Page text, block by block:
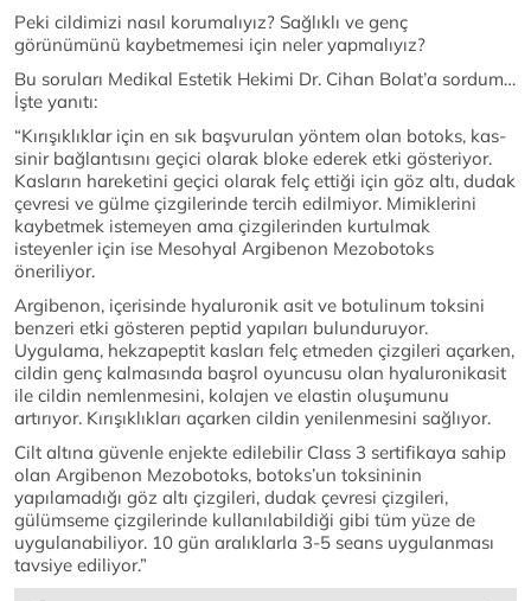
Peki cildimizi nasıl korumalıyız? Sağlıklı ve genç
görünümünü kaybetmemesi için neler yapmalıyız?
Bu soruları Medikal Estetik Hekimi Dr. Cihan Bolat’a sordum…
İşte yanıtı:
“Kırışıklıklar için en sık başvurulan yöntem olan botoks, kas-
sinir bağlantısını geçici olarak bloke ederek etki gösteriyor.
Kasların hareketini geçici olarak felç ettiği için göz altı, dudak
çevresi ve gülme çizgilerinde tercih edilmiyor. Mimiklerini
kaybetmek istemeyen ama çizgilerinden kurtulmak
isteyenler için ise Mesohyal Argibenon Mezobotoks
öneriliyor.
Argibenon, içerisinde hyaluronik asit ve botulinum toksini
benzeri etki gösteren peptid yapıları bulunduruyor.
Uygulama, hekzapeptit kasları felç etmeden çizgileri açarken,
cildin genç kalmasında başrol oyuncusu olan hyaluronikasit
ile cildin nemlenmesini, kolajen ve elastin oluşumunu
artırıyor. Kırışıklıkları açarken cildin yenilenmesini sağlıyor.
Cilt altına güvenle enjekte edilebilir Class 3 sertifikaya sahip
olan Argibenon Mezobotoks, botoks’un toksininin
yapılamadığı göz altı çizgileri, dudak çevresi çizgileri,
gülümseme çizgilerinde kullanılabildiği gibi tüm yüze de
uygulanabiliyor. 10 gün aralıklarla 3-5 seans uygulanması
tavsiye ediliyor.”